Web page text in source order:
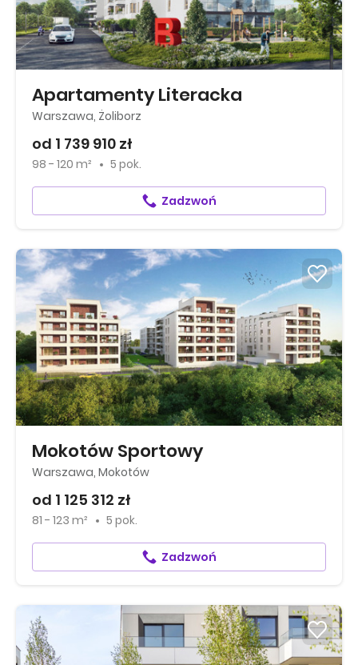
Apartamenty Literacka
Warszawa, Żoliborz
od 1 739 910 zł
98 - 120 m² 5 pok.
Zadzwoń
Mokotów Sportowy
Warszawa, Mokotów
od 1 125 312 zł
81 - 123 m² 5 pok.
Zadzwoń